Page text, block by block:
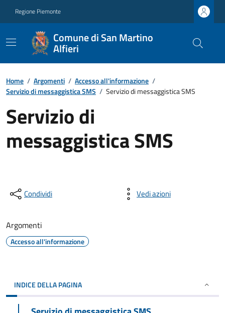
Regione Piemonte
Comune di San Martino
Alfieri
Home / Argomenti / Accesso all'informazione /
Servizio di messaggistica SMS / Servizio di messaggistica SMS
Servizio di
messaggistica SMS
Condividi Vedi azioni
Argomenti
Accesso all'informazione
INDICE DELLA PAGINA